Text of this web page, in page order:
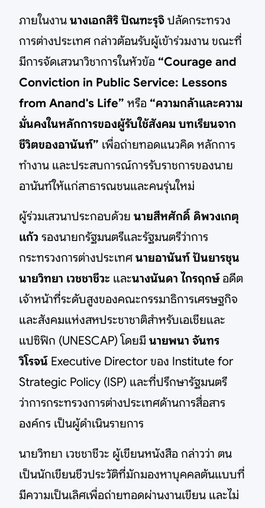
ภายในงาน นางเอกสิริ ปิณฑะรุจิ ปลัดกระทรวง
การต่างประเทศ กล่าวต้อนรับผู้เข้าร่วมงาน ขณะที่
มีการจัดเสวนาวิชาการในหัวข้อ “Courage and
Conviction in Public Service: Lessons
from Anand's Life” หรือ “ความกล้าและความ
มั่นคงในหลักการของผู้รับใช้สังคม บทเรียนจาก
ชีวิตของอานันท์” เพื่อถ่ายทอดแนวคิด หลักการ
ทำงาน และประสบการณ์การรับราชการของนาย
อานันท์ให้แก่สาธารณชนและคนรุ่นใหม่
ผู้ร่วมเสวนาประกอบด้วย นายสีหศักดิ์ ดิพวงเกตุ
แก้ว รองนายกรัฐมนตรีและรัฐมนตรีว่าการ
กระทรวงการต่างประเทศ นายอานันท์ ปันยารชุน
นายวิทยา เวชชาชีวะ และนางนันดา ไกรฤกษ์ อดีต
เจ้าหน้าที่ระดับสูงของคณะกรรมาธิการเศรษฐกิจ
และสังคมแห่งสหประชาชาติสำหรับเอเชียและ
แปซิฟิก (UNESCAP) โดยมี นายพนา จันทร
วิโรจน์ Executive Director ของ Institute for
Strategic Policy (ISP) และที่ปรึกษารัฐมนตรี
ว่าการกระทรวงการต่างประเทศด้านการสื่อสาร
องค์กร เป็นผู้ดำเนินรายการ
นายวิทยา เวชชาชีวะ ผู้เขียนหนังสือ กล่าวว่า ตน
เป็นนักเขียนชีวประวัติที่มักมองหาบุคคลต้นแบบที่
มีความเป็นเลิศเพื่อถ่ายทอดผ่านงานเขียน และไม่